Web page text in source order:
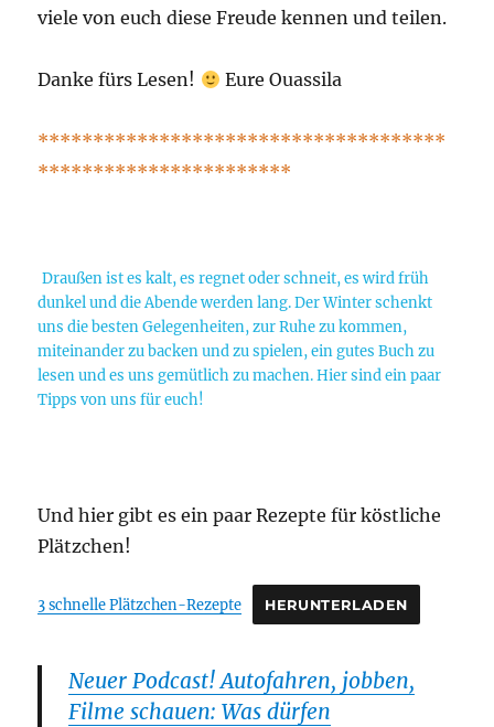
viele von euch diese Freude kennen und teilen.
Danke fürs Lesen! Eure Ouassila
*************************************
***********************
Draußen ist es kalt, es regnet oder schneit, es wird früh
dunkel und die Abende werden lang. Der Winter schenkt
uns die besten Gelegenheiten, zur Ruhe zu kommen,
miteinander zu backen und zu spielen, ein gutes Buch zu
lesen und es uns gemütlich zu machen. Hier sind ein paar
Tipps von uns für euch!
Und hier gibt es ein paar Rezepte für köstliche
Plätzchen!
3 schnelle Plätzchen-Rezepte HERUNTERLADEN
Neuer Podcast! Autofahren, jobben,
Filme schauen: Was dürfen